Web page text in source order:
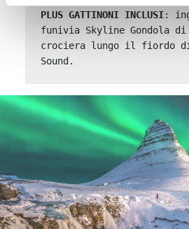
PLUS GATTINONI INCLUSI:
funivia Skyline Gondola di
crociera lungo il fiordo
Sound.